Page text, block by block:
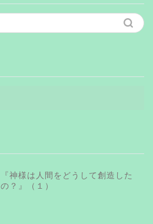
『神様は人間をどうして創造した
の？』（１）